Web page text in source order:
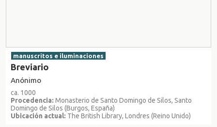
manuscritos e iluminaciones
Breviario
Anónimo
ca. 1000
Procedencia: Monasterio de Santo Domingo de Silos, Santo
Domingo de Silos (Burgos, España)
Ubicación actual: The British Library, Londres (Reino Unido)